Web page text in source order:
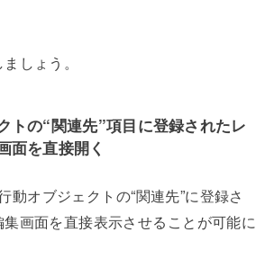
しょう。
トの“関連先”項目に登録されたレ
面を直接開く
動オブジェクトの“関連先”に登録さ
画面を直接表示させることが可能に